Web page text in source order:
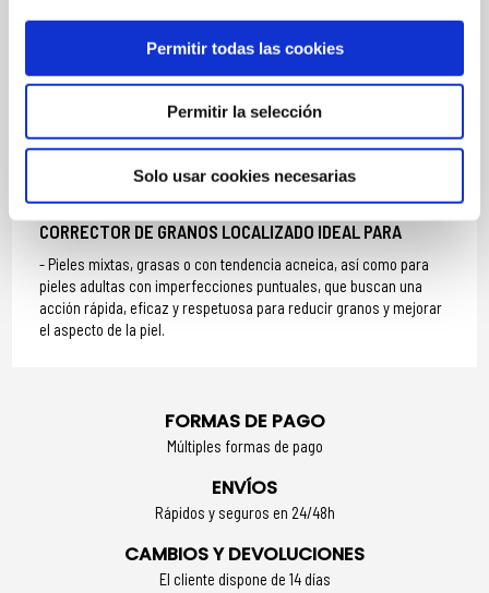
Permitir todas las cookies
Permitir la selección
Solo usar cookies necesarias
MODO DE UTILIZACIÓN
imperfección, sobre la piel limpia y seca.
Utilizar una o dos veces al día según necesidad.
Evitar el contorno de los ojos.
No aclarar.
CORRECTOR DE GRANOS LOCALIZADO IDEAL PARA
Pieles mixtas, grasas o con tendencia acneica, así como para
pieles adultas con imperfecciones puntuales, que buscan una
acción rápida, eficaz y respetuosa para reducir granos y mejorar
el aspecto de la piel.
FORMAS DE PAGO
Múltiples formas de pago
ENVÍOS
Rápidos y seguros en 24/48h
CAMBIOS Y DEVOLUCIONES
El cliente dispone de 14 días